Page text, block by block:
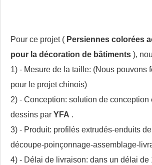
Pour ce projet ( Persiennes colorées
pour la décoration de bâtiments ),
1) - Mesure de la taille: (Nous pouvons
pour le projet chinois)
2) - Conception: solution de conception
dessins par YFA .
3) - Produit: profilés extrudés-enduits
découpe-poinçonnage-assemblage-
4) - Délai de livraison: dans un délai de